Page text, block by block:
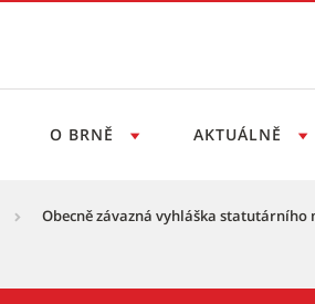
O BRNĚ AKTUÁLNĚ
Obecně závazná vyhláška statutárního